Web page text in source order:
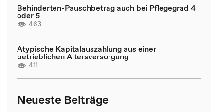
Behinderten-Pauschbetrag auch bei Pflegegrad 4
oder 5
463
Atypische Kapitalauszahlung aus einer
betrieblichen Altersversorgung
411
Neueste Beiträge